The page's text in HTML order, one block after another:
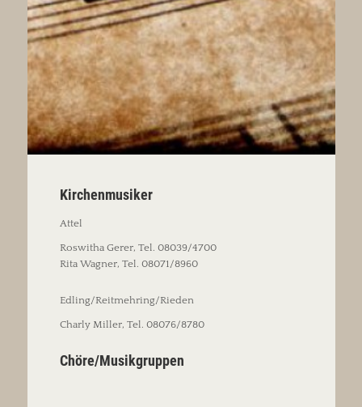
Kirchenmusiker
Attel
Roswitha Gerer, Tel. 08039/4700
Rita Wagner, Tel. 08071/8960
Edling/Reitmehring/Rieden
Charly Miller, Tel. 08076/8780
Chöre/Musikgruppen